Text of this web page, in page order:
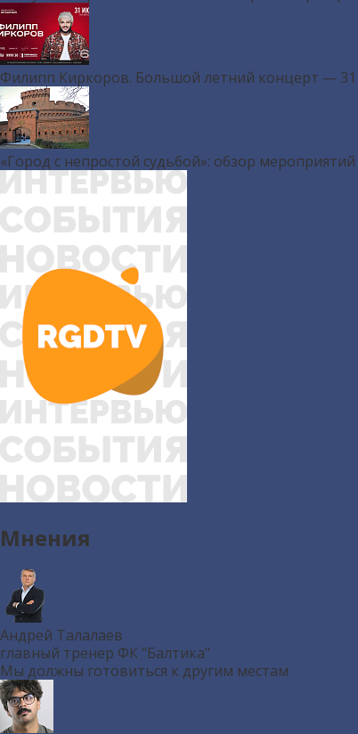
Филипп Киркоров. Большой летний концерт —
«Город с непростой судьбой»: обзор
Мнения
Андрей Талалаев
главный тренер ФК "Балтика"
Мы должны готовиться к другим местам